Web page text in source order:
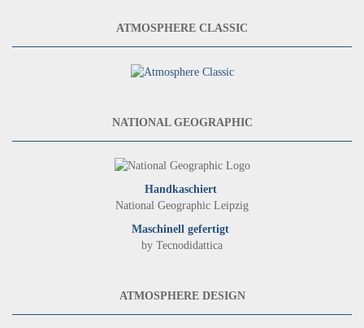
ATMOSPHERE CLASSIC
NATIONAL GEOGRAPHIC
Handkaschiert
National Geographic Leipzig
Maschinell gefertigt
by Tecnodidattica
ATMOSPHERE DESIGN